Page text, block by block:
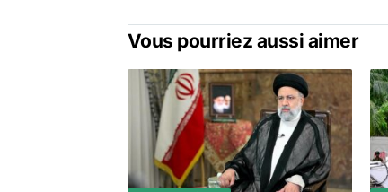
Vous pourriez aussi aimer